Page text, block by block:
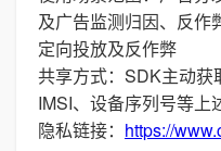
及广告监测归因、反作
定向投放及反作弊
共享方式：SDK主动获
IMSI、设备序列号等上
隐私链接： https://